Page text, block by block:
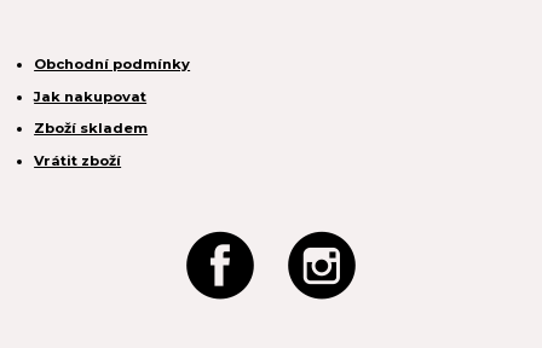
Obchodní podmínky
Jak nakupovat
Zboží skladem
Vrátit zboží